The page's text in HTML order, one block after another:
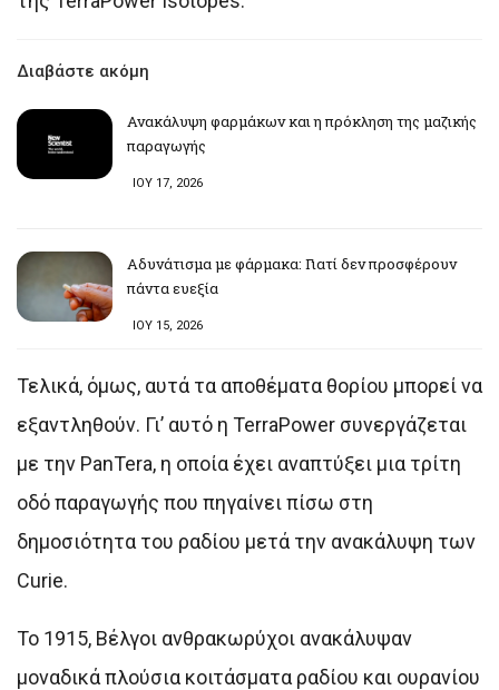
Διαβάστε ακόμη
Ανακάλυψη φαρμάκων και η πρόκληση της μαζικής
παραγωγής
ΙΟΥ 17, 2026
Αδυνάτισμα με φάρμακα: Γιατί δεν προσφέρουν
πάντα ευεξία
ΙΟΥ 15, 2026
Τελικά, όμως, αυτά τα αποθέματα θορίου μπορεί να
εξαντληθούν. Γι’ αυτό η TerraPower συνεργάζεται
με την PanTera, η οποία έχει αναπτύξει μια τρίτη
οδό παραγωγής που πηγαίνει πίσω στη
δημοσιότητα του ραδίου μετά την ανακάλυψη των
Curie.
Το 1915, Βέλγοι ανθρακωρύχοι ανακάλυψαν
μοναδικά πλούσια κοιτάσματα ραδίου και ουρανίου